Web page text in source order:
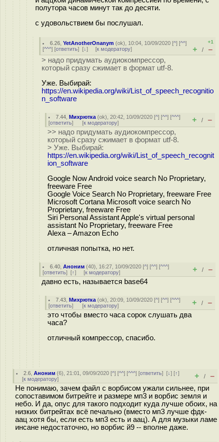
полутора часов минут так до десяти.
с удовольствием бы послушал.
6.26 ,YetAnotherOnanym (ok), 10:04, 10/09/2020 [^] [^^]
[^^^] [ответить] [↓] [к модератору]
+1
+ / –
> надо придумать аудиокомпрессор,
который сразу сжимает в формат utf-8.
Уже. Выбирай:
https://en.wikipedia.org/wiki/List_of_speech_recognitio
n_software
7.44 ,Михрютка (ok), 20:42, 10/09/2020 [^] [^^] [^^^]
[ответить] [к модератору] + / –
>> надо придумать аудиокомпрессор,
который сразу сжимает в формат utf-8.
> Уже. Выбирай:
https://en.wikipedia.org/wiki/List_of_speech_recognit
ion_software
Google Now Android voice search No Proprietary,
freeware Free
Google Voice Search No Proprietary, freeware Free
Microsoft Cortana Microsoft voice search No
Proprietary, freeware Free
Siri Personal Assistant Apple's virtual personal
assistant No Proprietary, freeware Free
Alexa – Amazon Echo
отличная попытка, но нет.
6.40 ,Аноним (40), 16:27, 10/09/2020 [^] [^^] [^^^]
[ответить] [↑] [к модератору] + / –
давно есть, называется base64
7.43 ,Михрютка (ok), 20:09, 10/09/2020 [^] [^^] [^^^]
[ответить] [к модератору] + / –
это чтобы вместо часа сорок слушать два
часа?
отличный компрессор, спасибо.
2.6 ,Аноним (6), 21:01, 09/09/2020 [^] [^^] [^^^] [ответить][↓] [↑]
[к модератору] + / –
Не понимаю, зачем файл с ворбисом ужали сильнее, при
сопоставимом битрейте и размере мп3 и ворбис земля и
небо. И да, опус для такого подходит куда лучше обоих, на
низких битрейтах всё печально (вместо мп3 лучше фдк-
аац хотя бы, если есть мп3 есть и аац). А для музыки ламе
инсане недостаточно, но ворбис й9 -- вполне даже.